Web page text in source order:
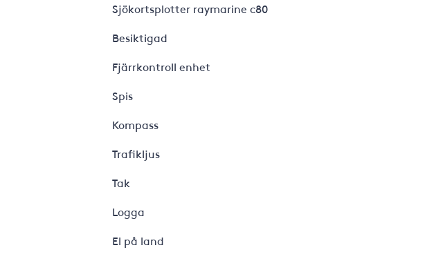
Sjökortsplotter raymarine c80
Besiktigad
Fjärrkontroll enhet
Spis
Kompass
Trafikljus
Tak
Logga
El på land